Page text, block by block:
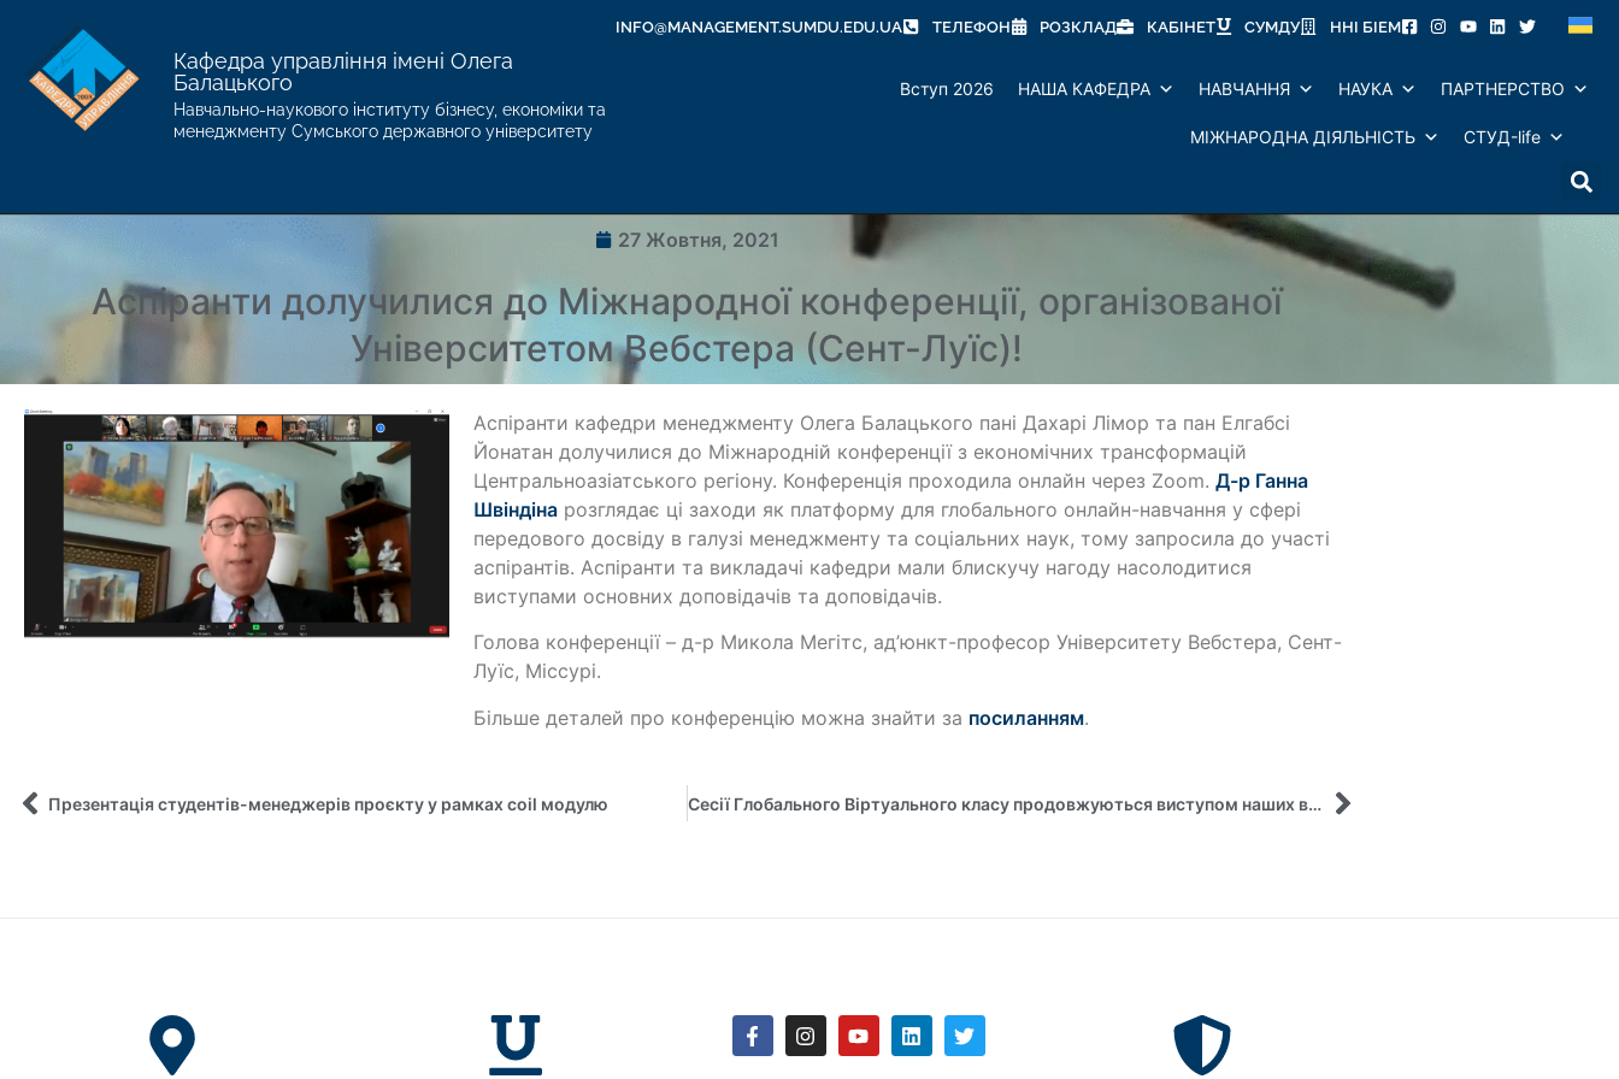
INFO@MANAGEMENT.SUMDU.EDU.UA ТЕЛЕФОН РОЗКЛАД КАБІНЕТ СУМДУ ННІ БІЕМ
Кафедра управління імені Олега
Балацького
Навчально-наукового інституту бізнесу, економіки та
менеджменту Сумського державного університету
Вступ 2026 НАША КАФЕДРА НАВЧАННЯ НАУКА ПАРТНЕРСТВО
МІЖНАРОДНА ДІЯЛЬНІСТЬ СТУД-life
27 Жовтня, 2021
Аспіранти долучилися до Міжнародної конференції, організованої
Університетом Вебстера (Сент-Луїс)!
Аспіранти кафедри менеджменту Олега Балацького пані Дахарі Лімор та пан Елгабсі
Йонатан долучилися до Міжнародній конференції з економічних трансформацій
Центральноазіатського регіону. Конференція проходила онлайн через Zoom.Д-р Ганна
Швіндіна розглядає ці заходи як платформу для глобального онлайн-навчання у сфері
передового досвіду в галузі менеджменту та соціальних наук, тому запросила до участі
аспірантів. Аспіранти та викладачі кафедри мали блискучу нагоду насолодитися
виступами основних доповідачів та доповідачів.
Голова конференції – д-р Микола Мегітс, ад’юнкт-професор Університету Вебстера, Сент-
Луїс, Міссурі.
Більше деталей про конференцію можна знайти за посиланням.
Презентація студентів-менеджерів проєкту у рамках coil модулю Сесії Глобального Віртуального класу продовжуються виступом наших викладачів!